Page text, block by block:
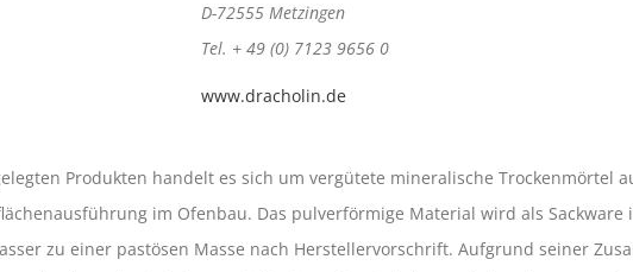
D-72555 Metzingen
Tel. + 49 (0) 7123 9656 0
www.dracholin.de
Produkten handelt es sich um vergütete mineralische Trockenmörtel
im Ofenbau. Das pulverförmige Material wird als
zu einer pastösen Masse nach Herstellervorschrift. Aufgrund seiner